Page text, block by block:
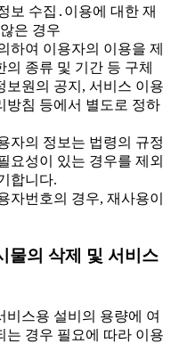
보 수집․이용에 대한 재
은 경우
하여 이용자의 이용을 제
의 종류 및 기간 등 구체
보원의 공지, 서비스 이용
방침 등에서 별도로 정하
자의 정보는 법령의 규정
요성이 있는 경우를 제외
합니다.
번호의 경우, 재사용이
물의 삭제 및 서비스
스용 설비의 용량에 여
는 경우 필요에 따라 이용